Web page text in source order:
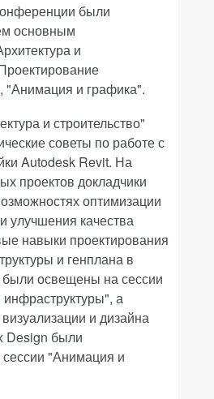
были
основным
и
"Анимация и графика".
и строительство"
советы по работе с
Autodesk Revit. На
проектов докладчики
оптимизации
улучшения качества
навыки проектирования
и генплана в
освещены на сессии
а
и дизайна
Design были
"Анимация и